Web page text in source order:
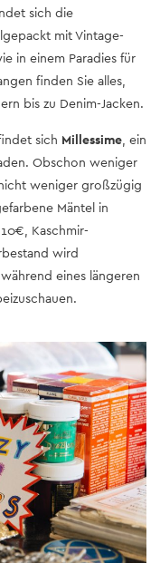
sich die
mit Vintage-
in einem Paradies für
finden Sie alles,
bis zu Denim-Jacken.
sich Millessime, ein
Obschon weniger
weniger großzügig
Mäntel in
Kaschmir-
wird
eines längeren